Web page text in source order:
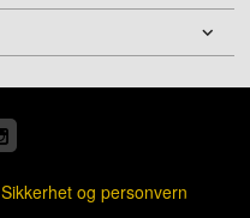
Sikkerhet og personvern